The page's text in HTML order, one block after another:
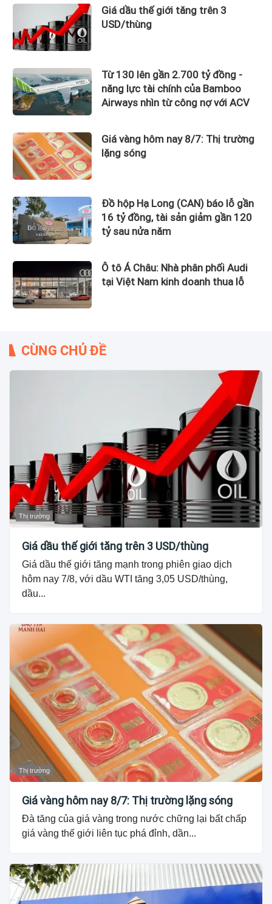
Giá dầu thế giới tăng trên 3
USD/thùng
Từ 130 lên gần 2.700 tỷ đồng -
năng lực tài chính của Bamboo
Airways nhìn từ công nợ với ACV
Giá vàng hôm nay 8/7: Thị trường
lặng sóng
Đồ hộp Hạ Long (CAN) báo lỗ gần
16 tỷ đồng, tài sản giảm gần 120
tỷ sau nửa năm
Ô tô Á Châu: Nhà phân phối Audi
tại Việt Nam kinh doanh thua lỗ
CÙNG CHỦ ĐỀ
Thị trường
Giá dầu thế giới tăng trên 3 USD/thùng
Giá dầu thế giới tăng mạnh trong phiên giao dịch
hôm nay 7/8, với dầu WTI tăng 3,05 USD/thùng,
dầu...
Thị trường
Giá vàng hôm nay 8/7: Thị trường lặng sóng
Đà tăng của giá vàng trong nước chững lại bất chấp
giá vàng thế giới liên tục phá đỉnh, dần...